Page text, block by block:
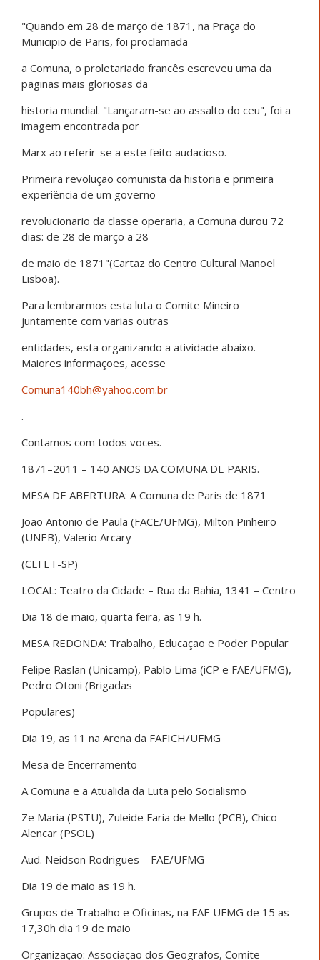
"Quando em 28 de março de 1871, na Praça do
Municipio de Paris, foi proclamada
a Comuna, o proletariado francês escreveu uma da
paginas mais gloriosas da
historia mundial. "Lançaram-se ao assalto do ceu", foi a
imagem encontrada por
Marx ao referir-se a este feito audacioso.
Primeira revoluçao comunista da historia e primeira
experiëncia de um governo
revolucionario da classe operaria, a Comuna durou 72
dias: de 28 de março a 28
de maio de 1871"(Cartaz do Centro Cultural Manoel
Lisboa).
Para lembrarmos esta luta o Comite Mineiro
juntamente com varias outras
entidades, esta organizando a atividade abaixo.
Maiores informaçoes, acesse
Comuna140bh@yahoo.com.br
.
Contamos com todos voces.
1871–2011 – 140 ANOS DA COMUNA DE PARIS.
MESA DE ABERTURA: A Comuna de Paris de 1871
Joao Antonio de Paula (FACE/UFMG), Milton Pinheiro
(UNEB), Valerio Arcary
(CEFET-SP)
LOCAL: Teatro da Cidade – Rua da Bahia, 1341 – Centro
Dia 18 de maio, quarta feira, as 19 h.
MESA REDONDA: Trabalho, Educaçao e Poder Popular
Felipe Raslan (Unicamp), Pablo Lima (iCP e FAE/UFMG),
Pedro Otoni (Brigadas
Populares)
Dia 19, as 11 na Arena da FAFICH/UFMG
Mesa de Encerramento
A Comuna e a Atualida da Luta pelo Socialismo
Ze Maria (PSTU), Zuleide Faria de Mello (PCB), Chico
Alencar (PSOL)
Aud. Neidson Rodrigues – FAE/UFMG
Dia 19 de maio as 19 h.
Grupos de Trabalho e Oficinas, na FAE UFMG de 15 as
17,30h dia 19 de maio
Organizaçao: Associaçao dos Geografos, Comite